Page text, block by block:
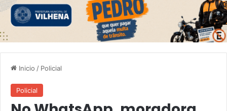
Inicio / Policial
Policial